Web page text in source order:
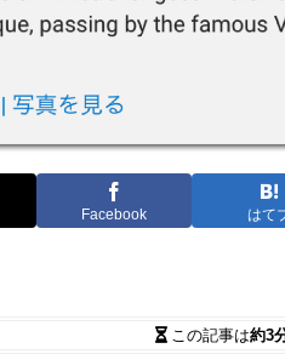
Facebook はて
この記事は約3